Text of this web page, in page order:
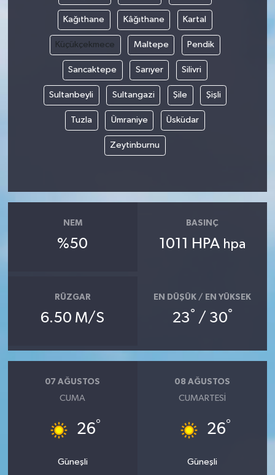
Kağıthane Kâğıthane Kartal
Küçükçekmece Maltepe Pendik
Sancaktepe Sarıyer Silivri
Sultanbeyli Sultangazi Şile Şişli
Tuzla Ümraniye Üsküdar
Zeytinburnu
NEM
%50
BASINÇ
1011 HPA hpa
RÜZGAR
6.50 M/S
EN DÜŞÜK / EN YÜKSEK
23° / 30°
07 AĞUSTOS
CUMA
26°
Güneşli
08 AĞUSTOS
CUMARTESI
26°
Güneşli